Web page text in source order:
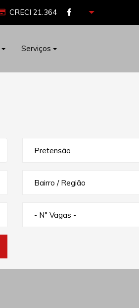
CRECI 21.364
Serviços
Pretensão
Bairro / Região
- N° Vagas -